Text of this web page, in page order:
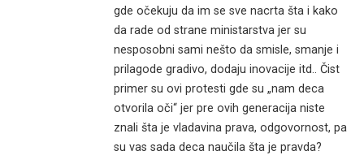
gde očekuju da im se sve nacrta šta i kako
da rade od strane ministarstva jer su
nesposobni sami nešto da smisle, smanje i
prilagode gradivo, dodaju inovacije itd.. Čist
primer su ovi protesti gde su „nam deca
otvorila oči“ jer pre ovih generacija niste
znali šta je vladavina prava, odgovornost, pa
su vas sada deca naučila šta je pravda?